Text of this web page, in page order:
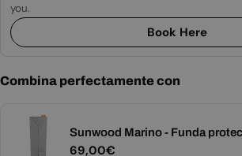
you.
Book Here
Combina perfectamente con
Sunwood Marino - Funda
Precio
69,00€